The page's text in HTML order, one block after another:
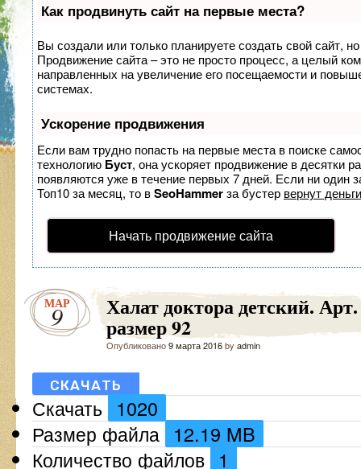
Как продвинуть сайт на первые места?
Вы создали или только планируете создать свой сайт,
Продвижение сайта – это не просто процесс, а целый
направленных на увеличение его посещаемости и
системах.
Ускорение продвижения
Если вам трудно попасть на первые места в поиске
технологию Буст, она ускоряет продвижение в десятки
появляются уже в течение первых 7 дней. Если ни один
Топ10 за месяц, то вSeoHammerза бустер вернут
Начать продвижение сайта
МАР
9 Халат доктора детский.
размер 92
Опубликовано9 марта 2016by admin
СКАЧАТЬ
Скачать 1020
Размер файла 12.19 MB
Количество файлов 1